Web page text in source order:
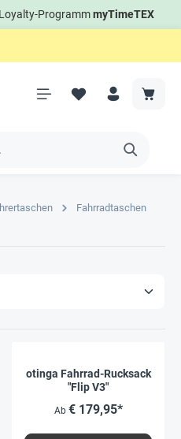
ProgrammmyTimeTEX
Fahrradtaschen
otinga Fahrrad-Rucksack
"Flip V3"
Ab € 179,95*